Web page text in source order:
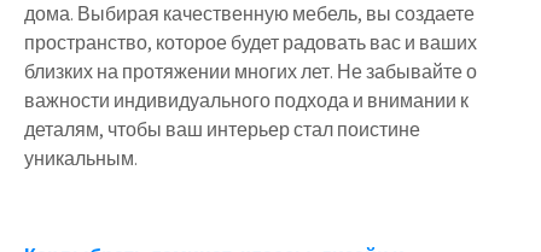
дома. Выбирая качественную мебель, вы создаете
пространство, которое будет радовать вас и ваших
близких на протяжении многих лет. Не забывайте о
важности индивидуального подхода и внимании к
деталям, чтобы ваш интерьер стал поистине
уникальным.